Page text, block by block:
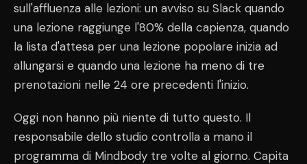
sull'affluenza alle lezioni: un avviso su Slack quando
una lezione raggiunge l'80% della capienza, quando
la lista d'attesa per una lezione popolare inizia ad
allungarsi e quando una lezione ha meno di tre
prenotazioni nelle 24 ore precedenti l'inizio.
Oggi non hanno più niente di tutto questo. Il
responsabile dello studio controlla a mano il
programma di Mindbody tre volte al giorno. Capita